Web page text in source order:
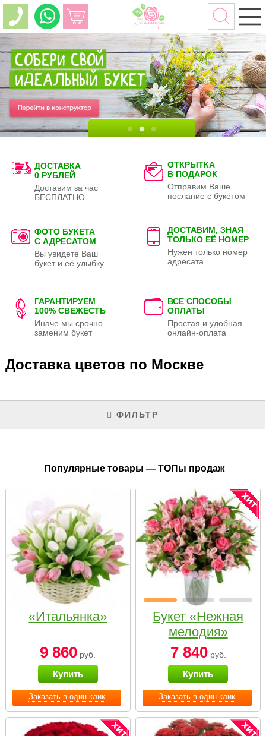
ДОСТАВКА
0 РУБЛЕЙ
Доставим за час
БЕСПЛАТНО
ОТКРЫТКА
В ПОДАРОК
Отправим Ваше
послание с букетом
ФОТО БУКЕТА
С АДРЕСАТОМ
Вы увидете Ваш
букет и её улыбку
ДОСТАВИМ, ЗНАЯ
ТОЛЬКО ЕЁ НОМЕР
Нужен только номер
адресата
ГАРАНТИРУЕМ
100% СВЕЖЕСТЬ
Иначе мы срочно
заменим букет
ВСЕ СПОСОБЫ
ОПЛАТЫ
Простая и удобная
онлайн-оплата
Доставка цветов по Москве
ФИЛЬТР
Популярные товары — ТОПы продаж
Заказать в один клик
«Итальянка»
9 860 руб.
Купить
Заказать в один клик
Букет «Нежная
мелодия»
7 840руб.
Купить